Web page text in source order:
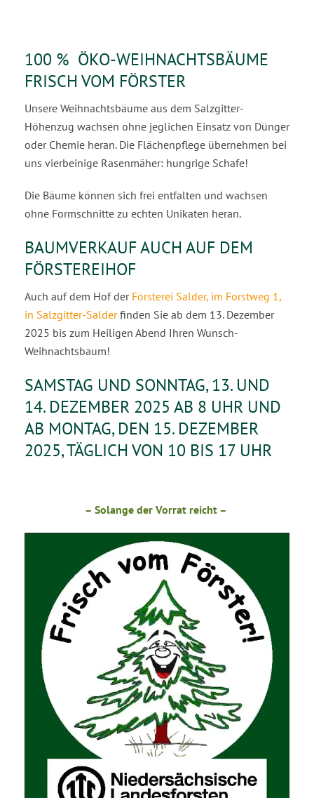
100 % ÖKO-WEIHNACHTSBÄUME
FRISCH VOM FÖRSTER
Unsere Weihnachtsbäume aus dem Salzgitter-
Höhenzug wachsen ohne jeglichen Einsatz von Dünger
oder Chemie heran. Die Flächenpflege übernehmen bei
uns vierbeinige Rasenmäher: hungrige Schafe!
Die Bäume können sich frei entfalten und wachsen
ohne Formschnitte zu echten Unikaten heran.
BAUMVERKAUF AUCH AUF DEM
FÖRSTEREIHOF
Auch auf dem Hof der Försterei Salder, im Forstweg 1,
in Salzgitter-Salderfinden Sie ab dem 13. Dezember
2025 bis zum Heiligen Abend Ihren Wunsch-
Weihnachtsbaum!
SAMSTAG UND SONNTAG, 13. UND
14. DEZEMBER 2025 AB 8 UHR UND
AB MONTAG, DEN 15. DEZEMBER
2025, TÄGLICH VON 10 BIS 17 UHR
– Solange der Vorrat reicht –